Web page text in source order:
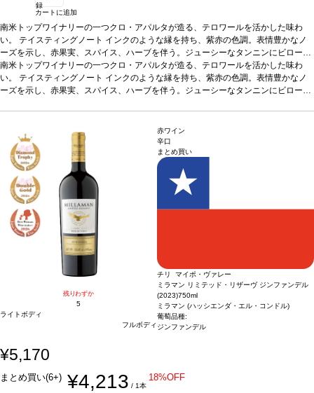
録
カートに追加
南米トップワイナリーの一つクロ・アパルタが造る、テロワールを活かした味わ
い。 テイスティングノート インクのような縁を持ち、紫赤の色調。表情豊かなノ
ーズを示し、赤果実、スパイス、ハーブを伴う。ジューシーなタンニンにビロード
のように滑らかなミッドパレットへと導かれ、素晴らしく長い余韻のフィニッシュ
が残る。 葡萄品種カルメネール 50%、カベルネ・ソーヴィニヨン 40%、メルロー
10%*本ヴィンテージが在庫切れの場合、在庫があり価格が同様の場合は自動的に
南米トップワイナリーの一つクロ・アパルタが造る、テロワールを活かした味わ
い。 テイスティングノート インクのような縁を持ち、紫赤の色調。表情豊かなノ
ーズを示し、赤果実、スパイス、ハーブを伴う。ジューシーなタンニンにビロード
*本ヴィンテージが在庫切れの場合、在庫があり価格が同様の場合は自動的に
次のヴィンテージに変更されます、ご了承ください。
残りわずか
5
ライトボディ
フルボディ
赤ワイン
辛口
まとめ買い
チリ マイポ・ヴァレー
ミラマン リミテッド・リザーヴ ジンファンデル
(2023)750ml
ミラマン (ハッシエンダ・エル・コンドル)
葡萄品種:
ジンファンデル
¥5,170
まとめ買い(6+) ¥4,213 / 1本
18%OFF